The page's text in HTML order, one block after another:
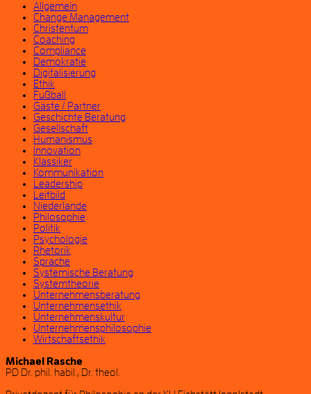
Allgemein
Change Management
Christentum
Coaching
Compliance
Demokratie
Digitalisierung
Ethik
Fußball
Gäste / Partner
Geschichte Beratung
Gesellschaft
Humanismus
Innovation
Klassiker
Kommunikation
Leadership
Leitbild
Niederlande
Philosophie
Politik
Psychologie
Rhetorik
Sprache
Systemische Beratung
Systemtheorie
Unternehmensberatung
Unternehmensethik
Unternehmenskultur
Unternehmensphilosophie
Wirtschaftsethik
Michael Rasche
PD Dr. phil. habil., Dr. theol.